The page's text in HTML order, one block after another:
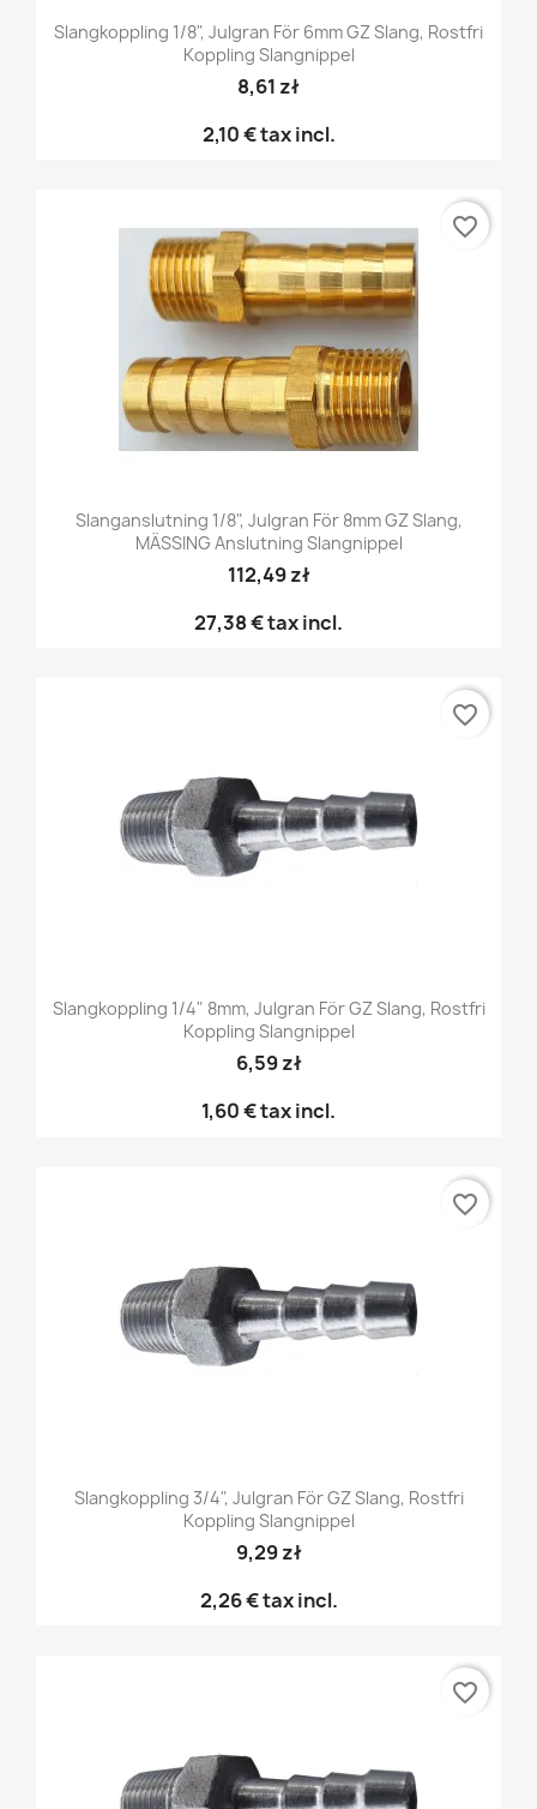
Slangkoppling 1/8", Julgran För 6mm GZ Slang, Rostfri
Koppling Slangnippel
8,61 zł
2,10 €tax incl.
Slanganslutning 1/8", Julgran För 8mm GZ Slang,
MÄSSING Anslutning Slangnippel
112,49 zł
27,38 €tax incl.
favorite_border
Slangkoppling 1/4" 8mm, Julgran För GZ Slang, Rostfri
Koppling Slangnippel
6,59 zł
1,60 €tax incl.
favorite_border
Slangkoppling 3/4", Julgran För GZ Slang, Rostfri
Koppling Slangnippel
9,29 zł
2,26 €tax incl.
favorite_border
favorite_border